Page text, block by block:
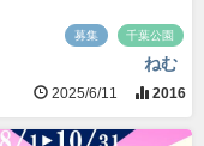
募集 千葉公園
ねむ
2025/6/11 2016